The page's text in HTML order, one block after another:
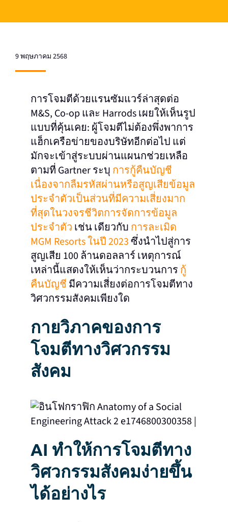
9 พฤษภาคม 2568
การโจมตีด้วยแรนซัมแวร์ล่าสุดต่อ
M&S, Co-op และ Harrods เผยให้เห็นรูป
แบบที่คุ้นเคย: ผู้โจมตีไม่ต้องพึ่งพาการ
แฮ็กเครือข่ายของบริษัทอีกต่อไป แต่
มักจะเข้าสู่ระบบผ่านแผนกช่วยเหลือ
ตามที่ Gartner ระบุ การกู้คืนบัญชี
เนื่องจากลืมรหัสผ่านหรือสูญเสียข้อมูล
ประจำตัวเป็นส่วนที่มีความเสี่ยงมาก
ที่สุดในวงจรชีวิตการจัดการข้อมูล
ประจำตัว เช่นเดียวกับ การละเมิด
MGM Resorts ในปี 2023ซึ่งนำไปสู่การ
สูญเสีย 100 ล้านดอลลาร์ เหตุการณ์
เหล่านี้แสดงให้เห็นว่ากระบวนการ กู้
คืนบัญชี มีความเสี่ยงต่อการโจมตีทาง
วิศวกรรมสังคมเพียงใด
กายวิภาคของการ
โจมตีทางวิศวกรรม
สังคม
AI ทำให้การโจมตีทาง
วิศวกรรมสังคมง่ายขึ้น
ได้อย่างไร